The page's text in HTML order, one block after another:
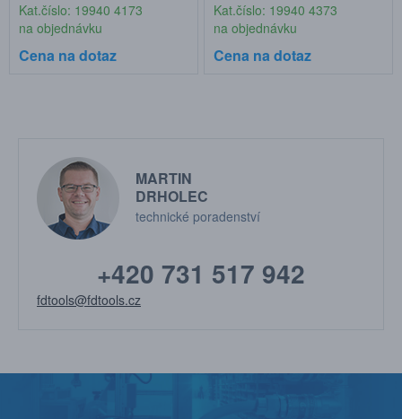
Kat.číslo: 19940 4173
na objednávku
Cena na dotaz
Kat.číslo: 19940 4373
na objednávku
Cena na dotaz
MARTIN
DRHOLEC
technické poradenství
+420 731 517 942
fdtools@fdtools.cz